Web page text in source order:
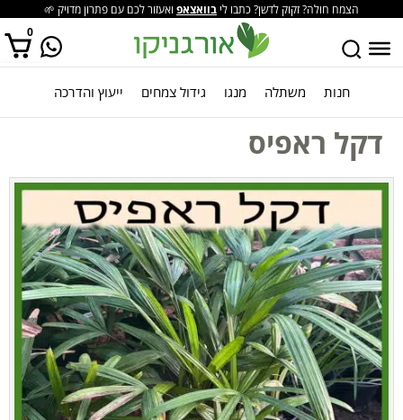
הצמח חולה? זקוק לדשן? כתבו לי בוואצאפ ואעזור לכם עם פתרון מדויק 🌱
0
אין מוצרים בסל הקניות. חנות משתלה מנגו גידול צמחים ייעוץ והדרכה
דקל ראפיס